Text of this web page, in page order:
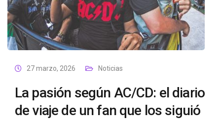
27 marzo, 2026 Noticias
La pasión según AC/CD: el diario
de viaje de un fan que los siguió